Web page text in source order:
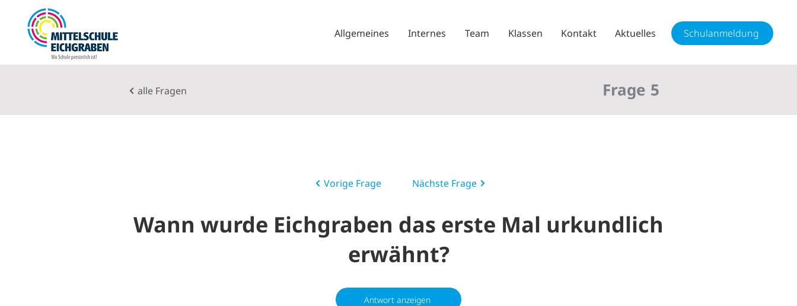
Allgemeines Internes Team Klassen Kontakt Aktuelles Schulanmeldung
alle Fragen Frage 5
Vorige Frage Nächste Frage
Wann wurde Eichgraben das erste Mal urkundlich
erwähnt?
Antwort anzeigen